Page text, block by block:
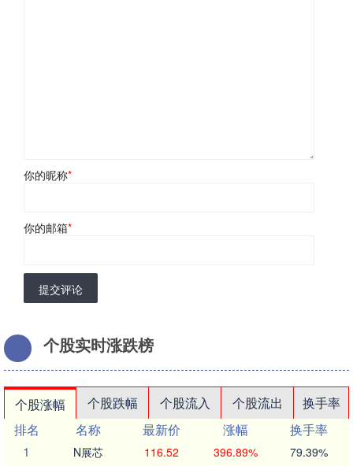
你的昵称*
你的邮箱*
提交评论
个股实时涨跌榜
个股涨幅 个股跌幅 个股流入 个股流出
换手率
排名
名称 最新价 涨幅
换手率
1
N展芯 116.52 396.89% 79.39%